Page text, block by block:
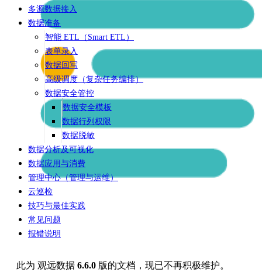
多源数据接入
数据准备
智能 ETL（Smart ETL）
表单录入
数据回写
高级调度（复杂任务编排）
数据安全管控
数据安全模板
数据行列权限
数据脱敏
数据分析及可视化
数据应用与消费
管理中心（管理与运维）
云巡检
技巧与最佳实践
常见问题
报错说明
此为 观远数据 6.6.0 版的文档，现已不再积极维护。